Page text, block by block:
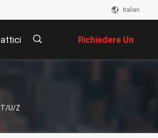
Italian
Richiedere Un
Preventivo
T/U/Z